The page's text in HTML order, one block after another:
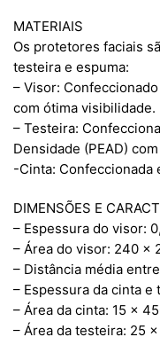
MATERIAIS
Os protetores faciais
testeira e espuma:
– Visor:
com ótima visibilidade.
– Testeira:
Densidade (PEAD)
-Cinta: Confeccionada
DIMENSÕES E
– Espessura do visor:
– Área do visor: 240 x
– Distância média
– Espessura da cinta e
– Área da cinta: 15 x
– Área da testeira: 25